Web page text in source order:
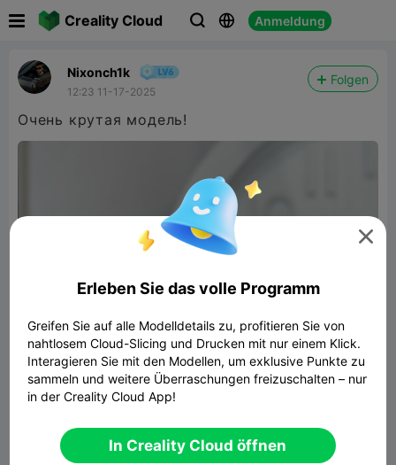
Creality Cloud   Anmeldung
Nixonch1k
12:23 11-17-2025
Folgen
Очень крутая модель!

Erleben Sie das volle Programm
Greifen Sie auf alle Modelldetails zu, profitieren Sie von
nahtlosem Cloud-Slicing und Drucken mit nur einem Klick.
Interagieren Sie mit den Modellen, um exklusive Punkte zu
sammeln und weitere Überraschungen freizuschalten – nur
in der Creality Cloud App!
In Creality Cloud öffnen